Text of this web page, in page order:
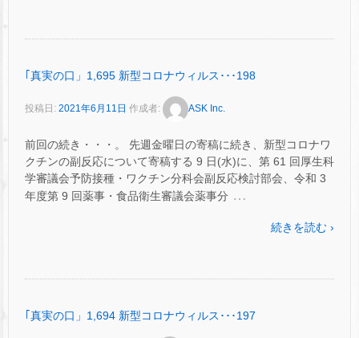
｢真実の口」1,695 新型コロナウィルス･･･198
投稿日: 2021年6月11日 作成者: ASK Inc.
前回の続き・・・。 先週金曜日の寄稿に続き、新型コロナワ
クチンの副反応について寄稿する 9 日(水)に、第 61 回厚生科
学審議会予防接種・ワクチン分科会副反応検討部会、令和 3
年度第 9 回薬事・食品衛生審議会薬事分 …
続きを読む ›
｢真実の口」1,694 新型コロナウィルス･･･197